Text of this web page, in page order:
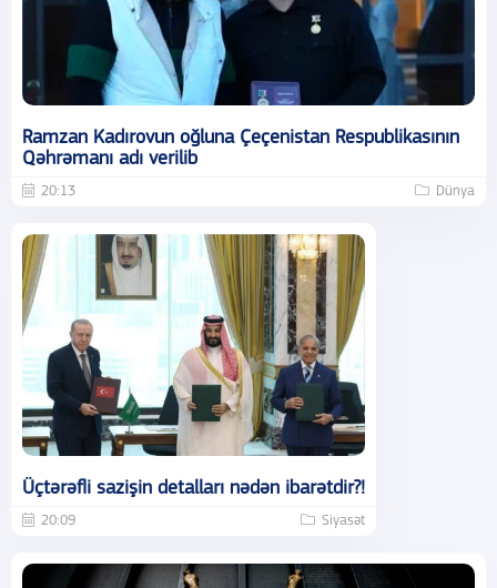
Ramzan Kadırovun oğluna Çeçenistan Respublikasının
Qəhrəmanı adı verilib
20:13 Dünya
Üçtərəfli sazişin detalları nədən ibarətdir?!
20:09 Siyasət